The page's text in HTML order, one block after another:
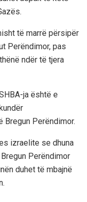
të marrë përsipër
Perëndimor, pas
ndër të tjera
ja është e
Bregun Perëndimor.
izraelite se dhuna
Perëndimor
duhet të mbajnë